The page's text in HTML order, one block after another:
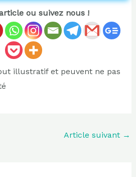
ou suivez nous !
illustratif et peuvent ne pas
Article suivant →